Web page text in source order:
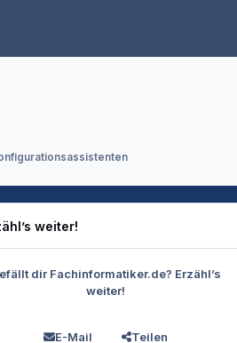
weiter!
dir Fachinformatiker.de? Erzähl’s
weiter!
E-Mail Teilen